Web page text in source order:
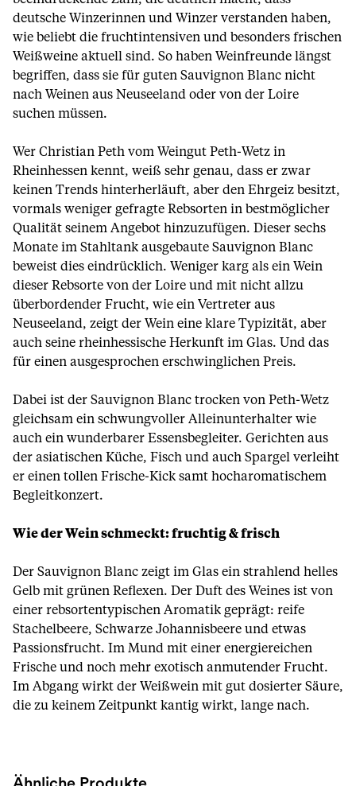
deutsche Winzerinnen und Winzer verstanden haben,
wie beliebt die fruchtintensiven und besonders frischen
Weißweine aktuell sind. So haben Weinfreunde längst
begriffen, dass sie für guten Sauvignon Blanc nicht
nach Weinen aus Neuseeland oder von der Loire
suchen müssen.
Wer Christian Peth vom Weingut Peth-Wetz in
Rheinhessen kennt, weiß sehr genau, dass er zwar
keinen Trends hinterherläuft, aber den Ehrgeiz besitzt,
vormals weniger gefragte Rebsorten in bestmöglicher
Qualität seinem Angebot hinzuzufügen. Dieser sechs
Monate im Stahltank ausgebaute Sauvignon Blanc
beweist dies eindrücklich. Weniger karg als ein Wein
dieser Rebsorte von der Loire und mit nicht allzu
überbordender Frucht, wie ein Vertreter aus
Neuseeland, zeigt der Wein eine klare Typizität, aber
auch seine rheinhessische Herkunft im Glas. Und das
für einen ausgesprochen erschwinglichen Preis.
Dabei ist der Sauvignon Blanc trocken von Peth-Wetz
gleichsam ein schwungvoller Alleinunterhalter wie
auch ein wunderbarer Essensbegleiter. Gerichten aus
der asiatischen Küche, Fisch und auch Spargel verleiht
er einen tollen Frische-Kick samt hocharomatischem
Begleitkonzert.
Wie der Wein schmeckt: fruchtig & frisch
Der Sauvignon Blanc zeigt im Glas ein strahlend helles
Gelb mit grünen Reflexen. Der Duft des Weines ist von
einer rebsortentypischen Aromatik geprägt: reife
Stachelbeere, Schwarze Johannisbeere und etwas
Passionsfrucht. Im Mund mit einer energiereichen
Frische und noch mehr exotisch anmutender Frucht.
Im Abgang wirkt der Weißwein mit gut dosierter Säure,
die zu keinem Zeitpunkt kantig wirkt, lange nach.